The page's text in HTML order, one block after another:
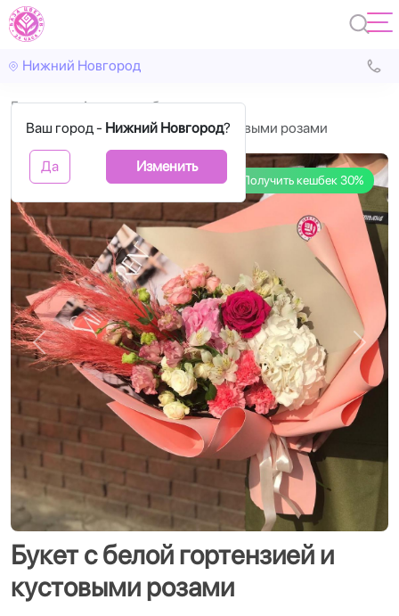
Нижний Новгород
Ваш город - Нижний Новгород?
Да Изменить
Главная
Авторские букеты
Букет с белой гортензией и кустовыми розами
Получить кешбек 30%
Назад
Букет с белой гортензией и
кустовыми розами